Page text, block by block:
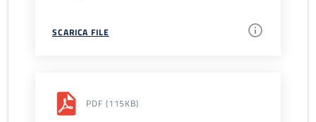
SCARICA FILE
PDF (115KB)